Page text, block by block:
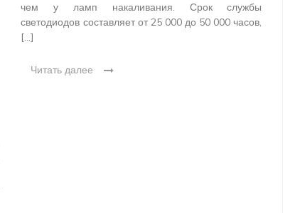
чем у ламп накаливания. Срок службы
светодиодов составляет от 25 000 до 50 000 часов,
[…]
Читать далее